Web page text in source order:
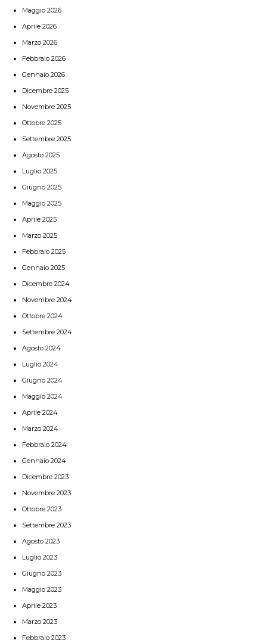
Maggio 2026
Aprile 2026
Marzo 2026
Febbraio 2026
Gennaio 2026
Dicembre 2025
Novembre 2025
Ottobre 2025
Settembre 2025
Agosto 2025
Luglio 2025
Giugno 2025
Maggio 2025
Aprile 2025
Marzo 2025
Febbraio 2025
Gennaio 2025
Dicembre 2024
Novembre 2024
Ottobre 2024
Settembre 2024
Agosto 2024
Luglio 2024
Giugno 2024
Maggio 2024
Aprile 2024
Marzo 2024
Febbraio 2024
Gennaio 2024
Dicembre 2023
Novembre 2023
Ottobre 2023
Settembre 2023
Agosto 2023
Luglio 2023
Giugno 2023
Maggio 2023
Aprile 2023
Marzo 2023
Febbraio 2023